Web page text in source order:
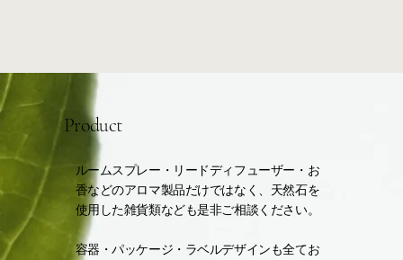
Product
ルームスプレー・リードディフューザー・お
香などのアロマ製品だけではなく、天然石を
使用した雑貨類なども是非ご相談ください。
​容器・パッケージ・ラベルデザインも全てお